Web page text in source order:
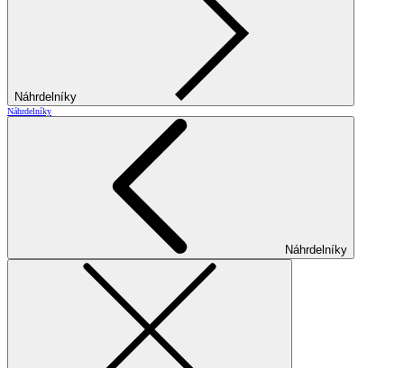
Náhrdelníky
Náhrdelníky
Náhrdelníky